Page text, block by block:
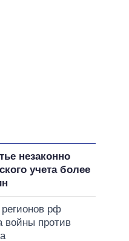
незаконно
учета более
рф
войны против